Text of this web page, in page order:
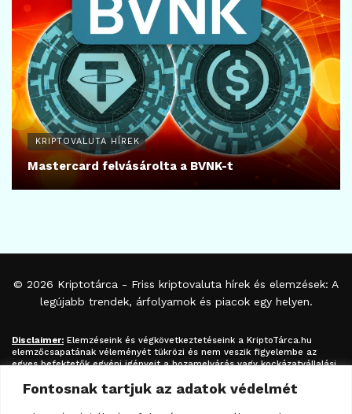
Fontosnak tartjuk az adatok védelmét
KRIPTOVALUTA HÍREK
Mastercard felvásárolta a BVNK-t
© 2026 Kriptotárca - Friss kriptovaluta hírek és elemzések: A
legújabb trendek, árfolyamok és piacok egy helyen.
Disclaimer: Elemzéseink és végkövetkeztetéseink a KriptoTárca.hu
elemzőcsapatának véleményét tükrözi és nem veszik figyelembe az
egyes befektetők egyéni igényeit a hozamelvárás vagy kockázatvállalási
befektetési tanácsadásnak, befektetési ajánlásnak, értékpapír /
kriptovaluta / token / ICO / cloud mining stb. jegyzésére / vételére /
eladására vonatkozó felhívásnak azok kizárólag tájékoztatásul